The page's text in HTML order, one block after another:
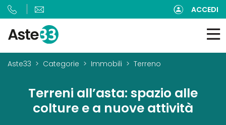
ACCEDI
Aste33 Categorie Immobili Terreno
Terreni all’asta: spazio alle
colture e a nuove attività